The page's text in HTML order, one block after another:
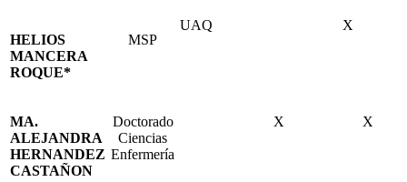
HELIOS
MANCERA
ROQUE*
MSP
UAQ X
MA.
ALEJANDRA
HERNANDEZ
CASTAÑON
Doctorado
Ciencias
Enfermería
X X